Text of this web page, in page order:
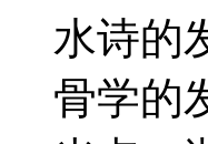
水诗的
骨学的